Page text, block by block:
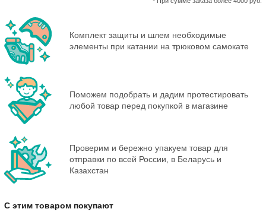
Комплект защиты и шлем необходимые
элементы при катании на трюковом самокате
Поможем подобрать и дадим протестировать
любой товар перед покупкой в магазине
Проверим и бережно упакуем товар для
отправки по всей России, в Беларусь и
Казахстан
С этим товаром покупают